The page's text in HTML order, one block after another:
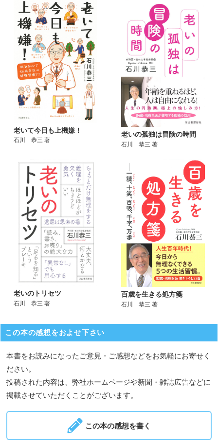
老いて今日も上機嫌！
石川 恭三 著
老いの孤独は冒険の時間
石川 恭三 著
老いのトリセツ
石川 恭三 著
百歳を生きる処方箋
石川 恭三 著
この本の感想をおよせ下さい
本書をお読みになったご意見・ご感想などをお気軽にお寄せく
ださい。
投稿された内容は、弊社ホームページや新聞・雑誌広告などに
掲載させていただくことがございます。
この本の感想を書く